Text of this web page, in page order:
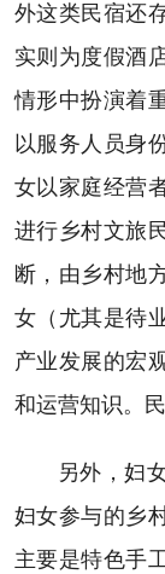
外这类民宿还
实则为度假酒
情形中扮演着
以服务人员身
女以家庭经营
进行乡村文旅
断，由乡村地
女（尤其是待
产业发展的宏
和运营知识。
另外，妇
妇女参与的乡
主要是特色手